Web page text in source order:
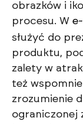
obrazków i
procesu. W
służyć do
produktu,
zalety w
też
zrozumienie
ograniczonej